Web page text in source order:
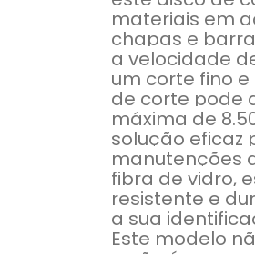
materiais em
chapas e
a velocidade
um corte fino e
de corte pode
máxima de
solução eficaz
manutenções
fibra de vidro,
resistente e
a sua
Este modelo